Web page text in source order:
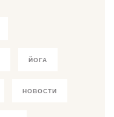
ЙОГА
НОВОСТИ